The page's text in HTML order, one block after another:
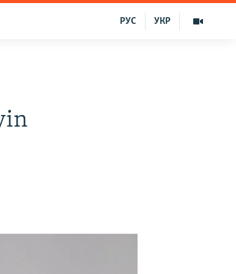
УКР
РУС